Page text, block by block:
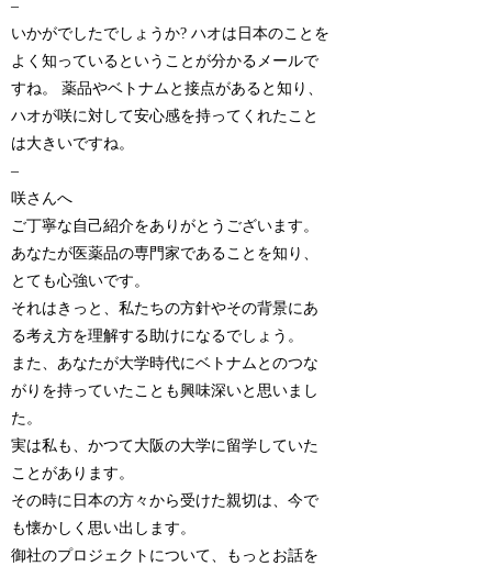
–
いかがでしたでしょうか? ハオは日本のことを
よく知っているということが分かるメールで
すね。 薬品やベトナムと接点があると知り、
ハオが咲に対して安心感を持ってくれたこと
は大きいですね。
–
咲さんへ
ご丁寧な自己紹介をありがとうございます。
あなたが医薬品の専門家であることを知り、
とても心強いです。
それはきっと、私たちの方針やその背景にあ
る考え方を理解する助けになるでしょう。
また、あなたが大学時代にベトナムとのつな
がりを持っていたことも興味深いと思いまし
た。
実は私も、かつて大阪の大学に留学していた
ことがあります。
その時に日本の方々から受けた親切は、今で
も懐かしく思い出します。
御社のプロジェクトについて、もっとお話を